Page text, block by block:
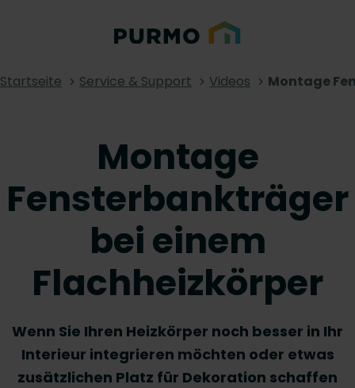
Startseite Service & Support Videos Montage
Montage
Fensterbankträger
bei einem
Flachheizkörper
Wenn Sie Ihren Heizkörper noch besser in Ihr
Interieur integrieren möchten oder etwas
zusätzlichen Platz für Dekoration schaffen